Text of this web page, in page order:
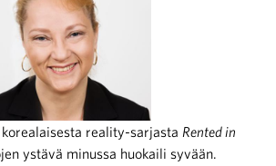
reality-sarjasta Rented in
ystävä minussa huokaili syvään.